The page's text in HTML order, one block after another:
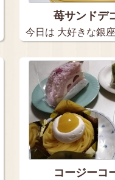
苺サンドデ
今日は 大好きな銀
コージーコ